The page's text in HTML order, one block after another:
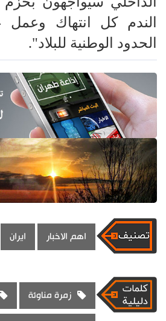
الندم كل انتهاك
الحدود الوطنية للبلاد".
اهم الاخبار ايران
زمرة مناوئة